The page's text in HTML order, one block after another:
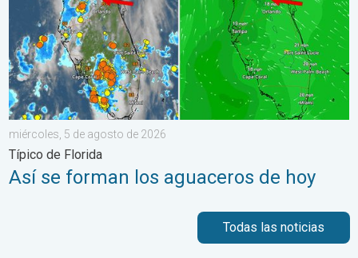
miércoles, 5 de agosto de 2026
Típico de Florida
Así se forman los aguaceros de hoy
Todas las noticias